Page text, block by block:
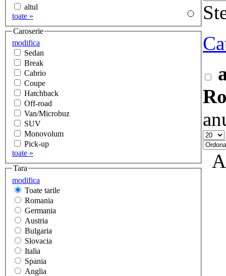
altul
toate »
modifica
Caroserie
Sedan
Break
Cabrio
Coupe
Hatchback
Off-road
Van/Microbuz
SUV
Monovolum
Pick-up
toate »
modifica
Tara
Toate tarile
Romania
Germania
Austria
Bulgaria
Slovacia
Italia
Spania
Anglia